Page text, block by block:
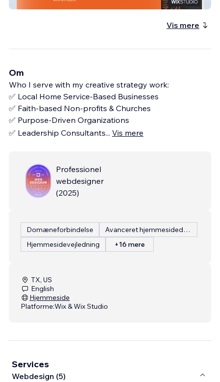
Russell Yandura
Vis mere
Om
Who I serve with my creative strategy work:
✅ Local Home Service-Based Businesses
✅ Faith-based Non-profits & Churches
✅ Purpose-Driven Organizations
✅ Leadership Consultants... Vis mere
Professionel
webdesigner
(2025)
Domæneforbindelse
Avanceret hjemmesidedesign
Hjemmesidevejledning
+16 mere
TX, US
English
Hjemmeside
Platforme:Wix & Wix Studio
Services
Webdesign (5)